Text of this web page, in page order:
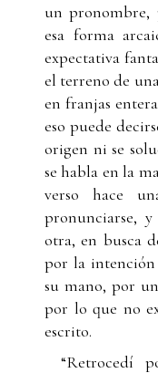
un pronombre,
esa forma
expectativa
el terreno de
en franjas
eso puede
origen ni se
se habla en la
verso hace
pronunciarse,
otra, en busca
por la intención
su mano, por
por lo que no
escrito.
“Retrocedí